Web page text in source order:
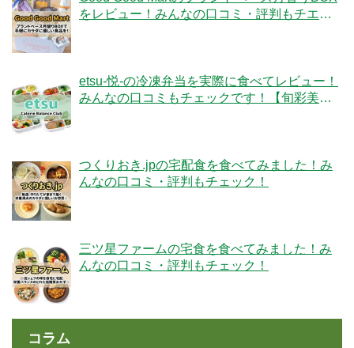
をレビュー！みんなの口コミ・評判もチエッ
etsu-悦-の冷凍弁当を実際に食べてレビュー！
みんなの口コミもチェックです！【旬彩美
つくりおき.jpの宅配食を食べてみました！み
んなの口コミ・評判もチェック！
三ツ星ファームの宅食を食べてみました！み
んなの口コミ・評判もチェック！
コラム